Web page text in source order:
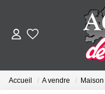
Accueil A vendre Maison